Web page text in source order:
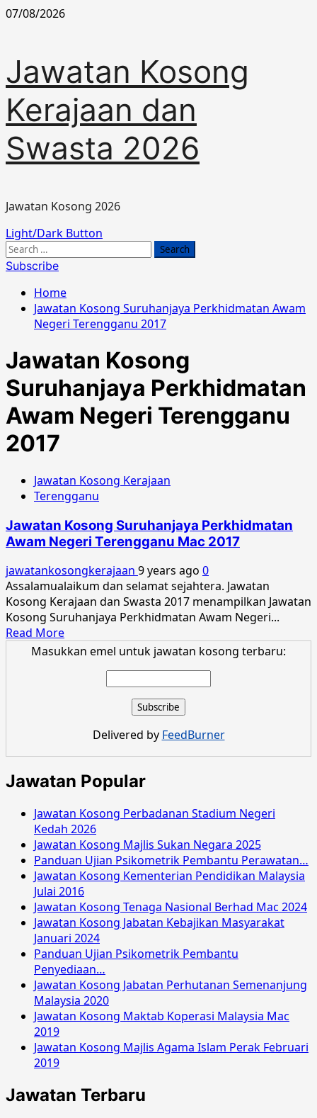
Skip
07/08/2026
Jawatan Kosong
Kerajaan dan
Swasta 2026
Jawatan Kosong 2026
Primary
Menu
Light/Dark Button
Search
for:
Subscribe
Home
Jawatan Kosong Suruhanjaya Perkhidmatan Awam
Negeri Terengganu 2017
Jawatan Kosong
Suruhanjaya Perkhidmatan
Awam Negeri Terengganu
2017
Jawatan Kosong Kerajaan
Terengganu
Jawatan Kosong Suruhanjaya Perkhidmatan
Awam Negeri Terengganu Mac 2017
jawatankosongkerajaan 9 years ago 0
Assalamualaikum dan selamat sejahtera. Jawatan
Kosong Kerajaan dan Swasta 2017 menampilkan Jawatan
Kosong Suruhanjaya Perkhidmatan Awam Negeri...
Read MoreRead
more
Awam
Negeri
Terengganu
Mac
Masukkan emel untuk jawatan kosong terbaru:
Delivered by FeedBurner
Jawatan Popular
Jawatan Kosong Perbadanan Stadium Negeri
Kedah 2026
Jawatan Kosong Majlis Sukan Negara 2025
Panduan Ujian Psikometrik Pembantu Perawatan…
Jawatan Kosong Kementerian Pendidikan Malaysia
Julai 2016
Jawatan Kosong Tenaga Nasional Berhad Mac 2024
Jawatan Kosong Jabatan Kebajikan Masyarakat
Januari 2024
Panduan Ujian Psikometrik Pembantu
Penyediaan…
Jawatan Kosong Jabatan Perhutanan Semenanjung
Malaysia 2020
Jawatan Kosong Maktab Koperasi Malaysia Mac
2019
Jawatan Kosong Majlis Agama Islam Perak Februari
2019
Jawatan Terbaru